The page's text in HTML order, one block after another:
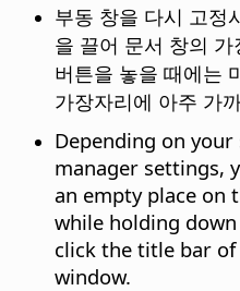
부동 창을 다시 고정
을 끌어 문서 창의
버튼을 놓을 때에는
가장자리에 아주 가
Depending on
manager settings,
an empty place on
while holding
click the title bar
window.